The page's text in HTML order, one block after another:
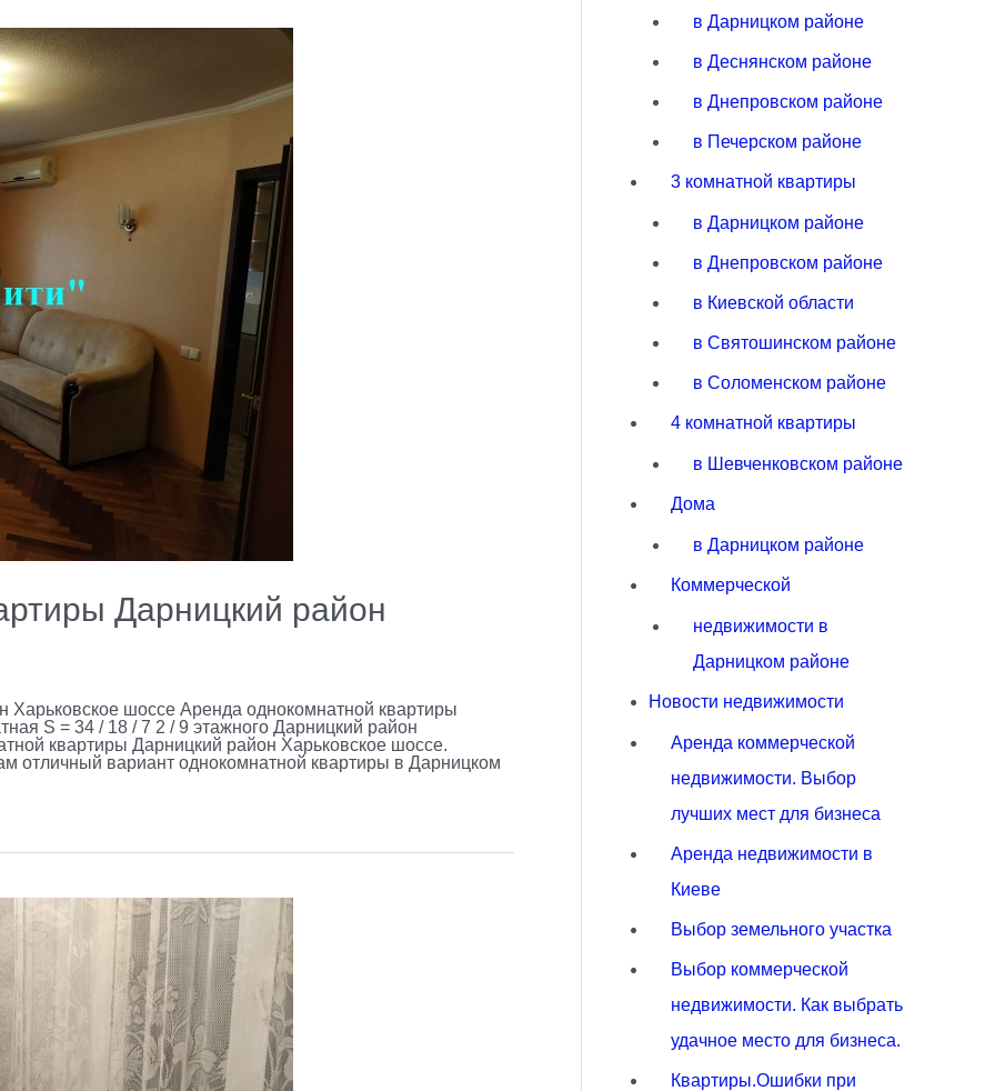
Дарницкий район
шоссе Аренда однокомнатной квартиры
S = 34 / 18 / 7 2 / 9 этажного Дарницкий район
квартиры Дарницкий район Харьковское шоссе.
отличный вариант однокомнатной квартиры в Дарницком
в Дарницком районе
в Деснянском районе
в Днепровском районе
в Печерском районе
3 комнатной квартиры
в Дарницком районе
в Днепровском районе
в Киевской области
в Святошинском районе
в Соломенском районе
4 комнатной квартиры
в Шевченковском районе
Дома
в Дарницком районе
Коммерческой
недвижимости в
Дарницком районе
Новости недвижимости
Аренда коммерческой
недвижимости. Выбор
лучших мест для бизнеса
Аренда недвижимости в
Киеве
Выбор земельного участка
Выбор коммерческой
недвижимости. Как выбрать
удачное место для бизнеса.
Квартиры.Ошибки при